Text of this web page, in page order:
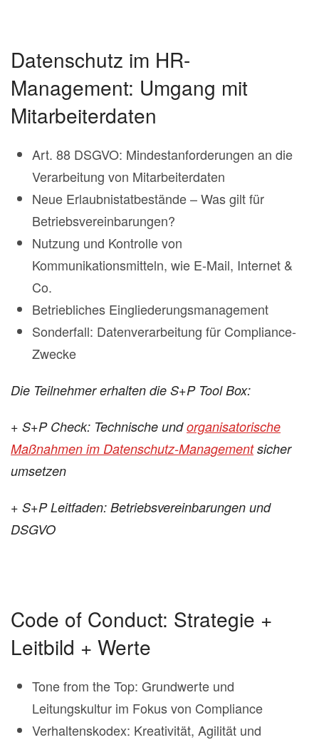
Datenschutz im HR-
Management: Umgang mit
Mitarbeiterdaten
Art. 88 DSGVO: Mindestanforderungen an die
Verarbeitung von Mitarbeiterdaten
Neue Erlaubnistatbestände – Was gilt für
Betriebsvereinbarungen?
Nutzung und Kontrolle von
Kommunikationsmitteln, wie E-Mail, Internet &
Co.
Betriebliches Eingliederungsmanagement
Sonderfall: Datenverarbeitung für Compliance-
Zwecke
Die Teilnehmer erhalten die S+P Tool Box:
+ S+P Check: Technische undorganisatorische
Maßnahmen im Datenschutz-Managementsicher
umsetzen
+ S+P Leitfaden: Betriebsvereinbarungen und
DSGVO
Code of Conduct: Strategie +
Leitbild + Werte
Tone from the Top: Grundwerte und
Leitungskultur im Fokus von Compliance
Verhaltenskodex: Kreativität, Agilität und